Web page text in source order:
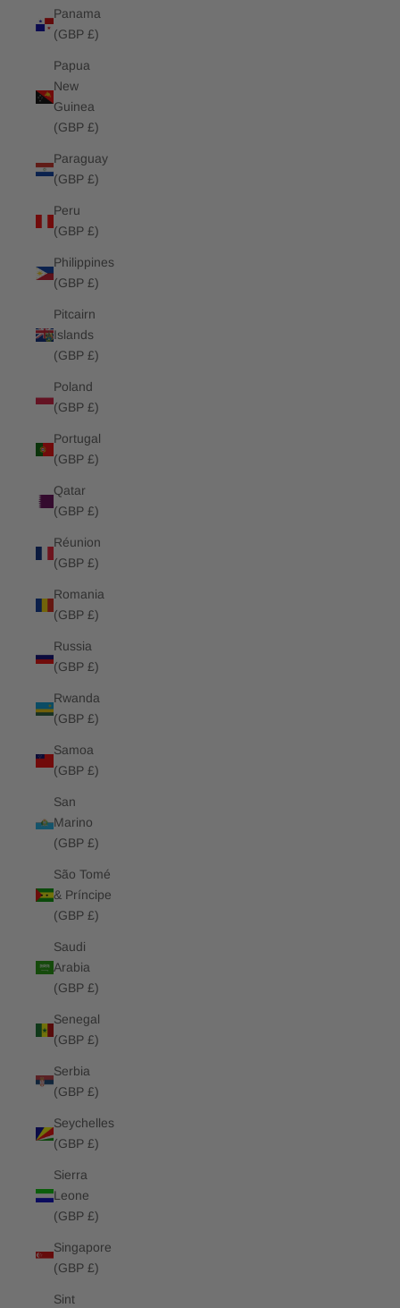
Panama
(GBP £)
Papua
New
Guinea
(GBP £)
Paraguay
(GBP £)
Peru
(GBP £)
Philippines
(GBP £)
Pitcairn
Islands
(GBP £)
Poland
(GBP £)
Portugal
(GBP £)
Qatar
(GBP £)
Réunion
(GBP £)
Romania
(GBP £)
Russia
(GBP £)
Rwanda
(GBP £)
Samoa
(GBP £)
San
Marino
(GBP £)
São Tomé
& Príncipe
(GBP £)
Saudi
Arabia
(GBP £)
Senegal
(GBP £)
Serbia
(GBP £)
Seychelles
(GBP £)
Sierra
Leone
(GBP £)
Singapore
(GBP £)
Sint